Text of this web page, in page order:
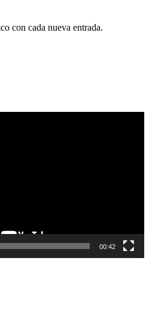
con cada nueva entrada.
00:42